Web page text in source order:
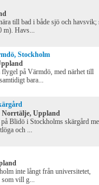
till bad i både sjö och havsvik;
m). Havs...
Stockholm
på Värmdö, med närhet till
bara...
Norrtälje, Uppland
Blidö i Stockholms skärgård
och ...
inte långt från universitetet,
som vill g...